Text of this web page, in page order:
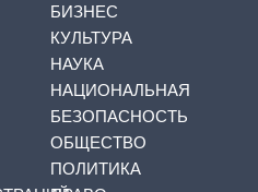
БИЗНЕС
КУЛЬТУРА
НАУКА
НАЦИОНАЛЬНАЯ
БЕЗОПАСНОСТЬ
ОБЩЕСТВО
ПОЛИТИКА